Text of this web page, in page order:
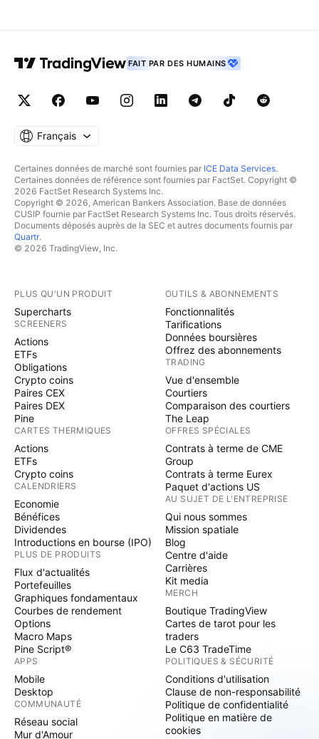
FAIT PAR DES HUMAINS
Français
Certaines données de marché sont fournies par ICE Data Services.
Certaines données de référence sont fournies par FactSet. Copyright ©
2026 FactSet Research Systems Inc.
Copyright © 2026, American Bankers Association. Base de données
CUSIP fournie par FactSet Research Systems Inc. Tous droits réservés.
Documents déposés auprès de la SEC et autres documents fournis par
Quartr.
© 2026 TradingView, Inc.
PLUS QU'UN PRODUIT
Supercharts
SCREENERS
Actions
ETFs
Obligations
Crypto coins
Paires CEX
Paires DEX
Pine
CARTES THERMIQUES
Actions
ETFs
Crypto coins
CALENDRIERS
Economie
Bénéfices
Dividendes
Introductions en bourse (IPO)
PLUS DE PRODUITS
Flux d'actualités
Portefeuilles
Graphiques fondamentaux
Courbes de rendement
Options
Macro Maps
Pine Script®
APPS
Mobile
Desktop
COMMUNAUTÉ
Réseau social
Mur d'Amour
OUTILS & ABONNEMENTS
Fonctionnalités
Tarifications
Données boursières
Offrez des abonnements
TRADING
Vue d'ensemble
Courtiers
Comparaison des courtiers
The Leap
OFFRES SPÉCIALES
Contrats à terme de CME
Group
Contrats à terme Eurex
Paquet d'actions US
AU SUJET DE L'ENTREPRISE
Qui nous sommes
Mission spatiale
Blog
Centre d'aide
Carrières
Kit media
MERCH
Boutique TradingView
Cartes de tarot pour les
traders
Le C63 TradeTime
POLITIQUES & SÉCURITÉ
Conditions d'utilisation
Clause de non-responsabilité
Politique de confidentialité
Politique en matière de
cookies